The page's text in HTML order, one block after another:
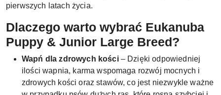
pierwszych latach życia.
Dlaczego warto wybrać Eukanuba
Puppy & Junior Large Breed?
Wapń dla zdrowych kości– Dzięki odpowiedniej
ilości wapnia, karma wspomaga rozwój mocnych i
zdrowych kości oraz stawów, co jest niezwykle ważne